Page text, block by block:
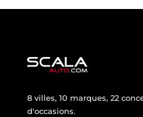
8 villes, 10 marques, 22
d'occasions.